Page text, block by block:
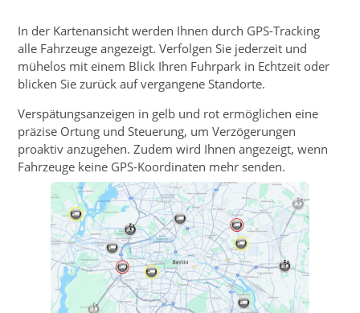
In der Kartenansicht werden Ihnen durch GPS-Tracking
alle Fahrzeuge angezeigt. Verfolgen Sie jederzeit und
mühelos mit einem Blick Ihren Fuhrpark in Echtzeit oder
blicken Sie zurück auf vergangene Standorte.
Verspätungsanzeigen in gelb und rot ermöglichen eine
präzise Ortung und Steuerung, um Verzögerungen
proaktiv anzugehen. Zudem wird Ihnen angezeigt, wenn
Fahrzeuge keine GPS-Koordinaten mehr senden.